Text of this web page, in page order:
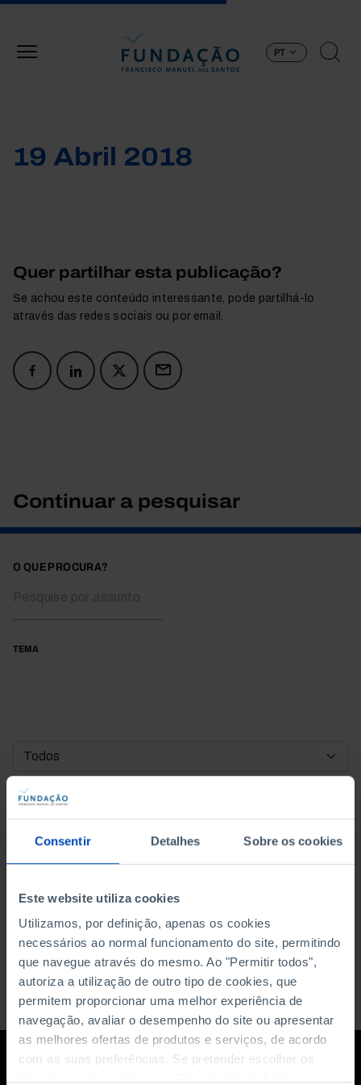
Consentir Detalhes Sobre os cookies
Este website utiliza cookies
Utilizamos, por definição, apenas os cookies
necessários ao normal funcionamento do site, permitindo
que navegue através do mesmo. Ao "Permitir todos",
autoriza a utilização de outro tipo de cookies, que
permitem proporcionar uma melhor experiência de
navegação, avaliar o desempenho do site ou apresentar
as melhores ofertas de produtos e serviços, de acordo
com as suas preferências. Se pretender escolher os
PT
19 Abril 2018
Quer partilhar esta publicação?
Se achou este conteúdo interessante, pode partilhá-lo
através das redes sociais ou por email.
Continuar a pesquisar
O QUE PROCURA?
TEMA
DATA DE INÍCIO
DATA DE FIM